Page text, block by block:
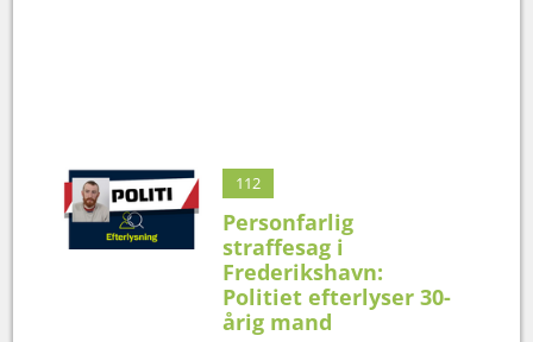
112
Personfarlig
straffesag i
Frederikshavn:
Politiet efterlyser 30-
årig mand